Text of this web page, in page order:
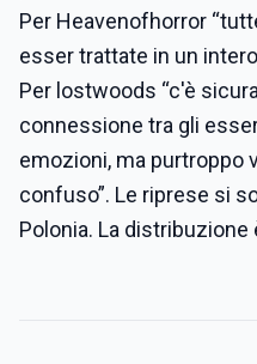
Per Heavenofhorror
esser trattate in un
Per lostwoods “c'è
connessione tra gli
emozioni, ma purtroppo
confuso”. Le riprese si
Polonia. La distribuzione